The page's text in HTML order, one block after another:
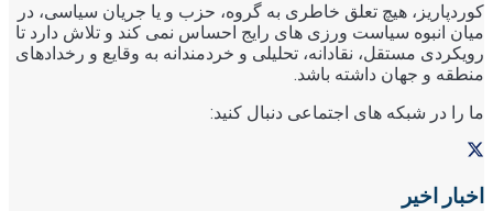
کوردپاریز، هیچ تعلق خاطری به گروه، حزب و یا جریان سیاسی، در
میان انبوه سیاست ورزی های رایج احساس نمی کند و تلاش دارد تا
رویکردی مستقل، نقادانه، تحلیلی و خردمندانه به وقایع و رخدادهای
منطقه و جهان داشته باشد.
ما را در شبکه های اجتماعی دنبال کنید:
اخبار اخیر